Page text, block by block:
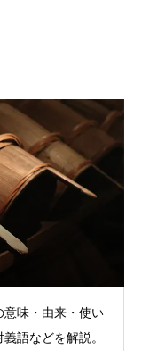
意味・由来・使い
語などを解説。